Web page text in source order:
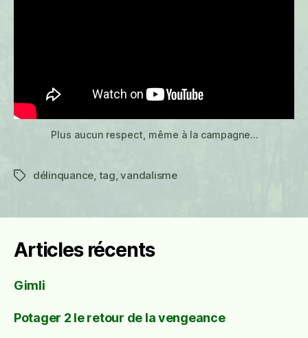
Plus aucun respect, même à la campagne…
Étiquettes
délinquance, tag,vandalisme
Articles récents
Gimli
Potager 2 le retour de la vengeance